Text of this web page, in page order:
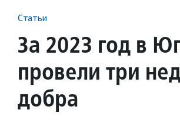
Статьи
За 2023 год в
провели три
добра